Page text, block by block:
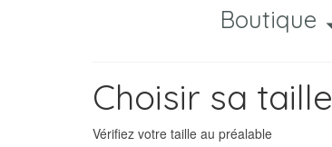
Boutique
Choisir sa taille
Vérifiez votre taille au préalable